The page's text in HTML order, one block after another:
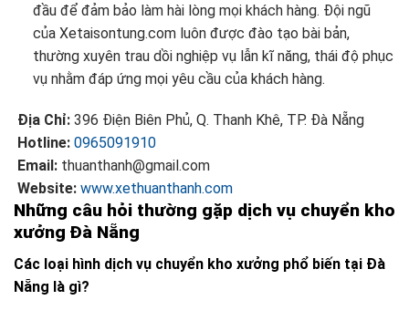
đầu để đảm bảo làm hài lòng mọi khách hàng. Đội ngũ
của Xetaisontung.com luôn được đào tạo bài bản,
thường xuyên trau dồi nghiệp vụ lẫn kĩ năng, thái độ phục
vụ nhằm đáp ứng mọi yêu cầu của khách hàng.
Địa Chỉ: 396 Điện Biên Phủ, Q. Thanh Khê, TP. Đà Nẵng
Hotline: 0965091910
Email: thuanthanh@gmail.com
Website: www.xethuanthanh.com
Những câu hỏi thường gặp dịch vụ chuyển kho
xưởng Đà Nẵng
Các loại hình dịch vụ chuyển kho xưởng phổ biến tại Đà
Nẵng là gì?